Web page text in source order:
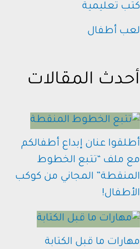
كتب تعليمية
لعب أطفال
أحدث المقالات
أطلقوا عنان إبداع أطفالكم
مع ملف “تتبع الخطوط
المنقطة” المجاني من كوكب
الأطفال!
مهارات ما قبل الكتابة